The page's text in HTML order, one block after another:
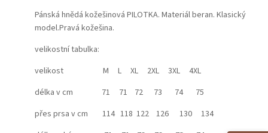
Pánská hnědá kožešinová PILOTKA. Materiál beran. Klasický
model.Pravá kožešina.
velikostní tabulka:
velikost M L XL 2XL 3XL 4XL
délka v cm 71 71 72 73 74 75
přes prsa v cm 114 118 122 126 130 134